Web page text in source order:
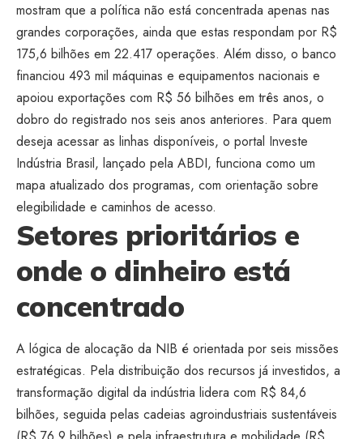
mostram que a política não está concentrada apenas nas
grandes corporações, ainda que estas respondam por R$
175,6 bilhões em 22.417 operações. Além disso, o banco
financiou 493 mil máquinas e equipamentos nacionais e
apoiou exportações com R$ 56 bilhões em três anos, o
dobro do registrado nos seis anos anteriores. Para quem
deseja acessar as linhas disponíveis, o portal Investe
Indústria Brasil, lançado pela ABDI, funciona como um
mapa atualizado dos programas, com orientação sobre
elegibilidade e caminhos de acesso.
Setores prioritários e
onde o dinheiro está
concentrado
A lógica de alocação da NIB é orientada por seis missões
estratégicas. Pela distribuição dos recursos já investidos, a
transformação digital da indústria lidera com R$ 84,6
bilhões, seguida pelas cadeias agroindustriais sustentáveis